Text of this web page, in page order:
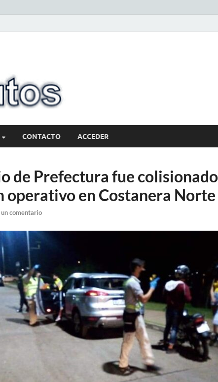
CONTACTO ACCEDER
de Prefectura fue
operativo en Costanera Norte
comentario